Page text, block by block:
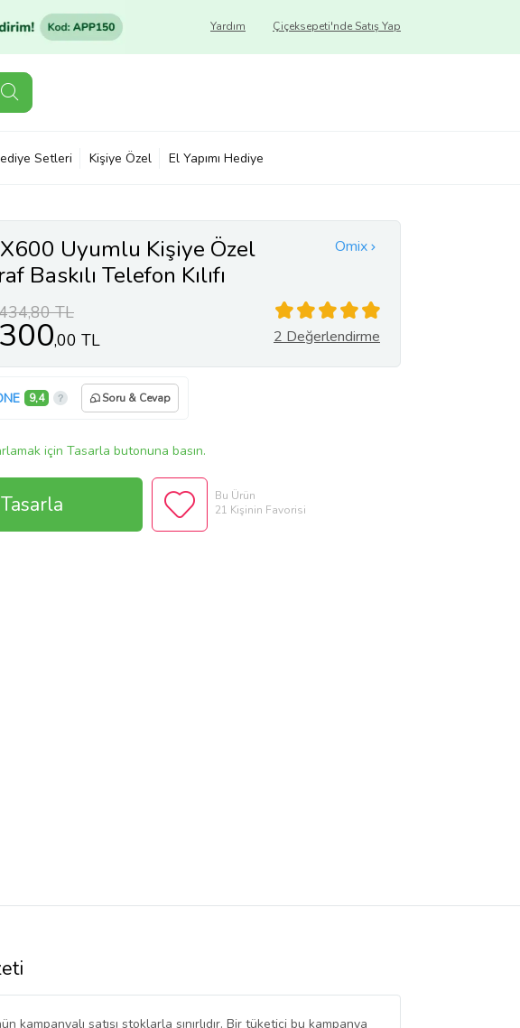
Çiçeksepeti'nde Satış Yap
Yardım
Setleri Kişiye Özel El Yapımı Hediye
Omix
Uyumlu Kişiye Özel
Baskılı Telefon Kılıfı
TL
300,00 TL 2 Değerlendirme
9,4 Soru & Cevap
için Tasarla butonuna basın.
Tasarla
Bu Ürün
21 Kişinin Favorisi
kampanyalı satışı stoklarla sınırlıdır. Bir tüketici bu kampanya